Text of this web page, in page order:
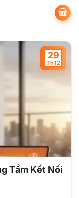
Tầm Kết Nối
29
Th12